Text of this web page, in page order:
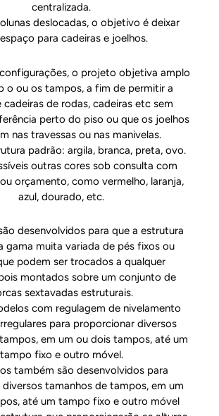
centralizada.
deslocadas, o objetivo é deixar
para cadeiras e joelhos.
o projeto objetiva amplo
o ou os tampos, a fim de permitir a
cadeiras de rodas, cadeiras etc sem
perto do piso ou que os joelhos
nas travessas ou nas manivelas.
padrão: argila, branca, preta, ovo.
outras cores sob consulta com
orçamento, como vermelho, laranja,
azul, dourado, etc.
desenvolvidos para que a estrutura
gama muita variada de pés fixos ou
podem ser trocados a qualquer
montados sobre um conjunto de
sextavadas estruturais.
com regulagem de nivelamento
para proporcionar diversos
em um ou dois tampos, até um
tampo fixo e outro móvel.
também são desenvolvidos para
tamanhos de tampos, em um
até um tampo fixo e outro móvel